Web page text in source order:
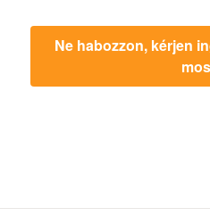
Ne habozzon, kérjen